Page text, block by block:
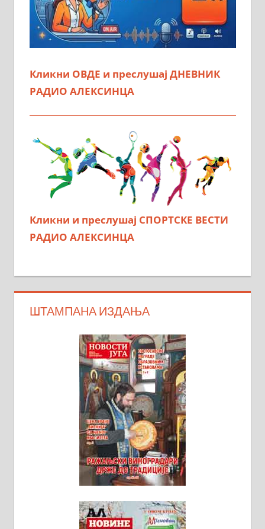
Кликни ОВДЕ и преслушај ДНЕВНИК
РАДИО АЛЕКСИНЦА
Кликни и преслушај СПОРТСКЕ ВЕСТИ
РАДИО АЛЕКСИНЦА
ШТАМПАНА ИЗДАЊА